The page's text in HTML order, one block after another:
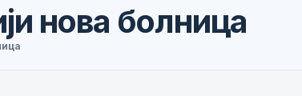
нова болница